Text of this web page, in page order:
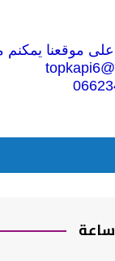
موقعنا يمكنم